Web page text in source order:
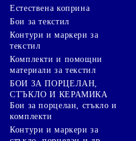
Естествена коприна
Бои за текстил
Контури и маркери за
текстил
Комплекти и помощни
материали за текстил
БОИ ЗА ПОРЦЕЛАН,
СТЪКЛО И КЕРАМИКА
Бои за порцелан, стъкло и
комплекти
Контури и маркери за